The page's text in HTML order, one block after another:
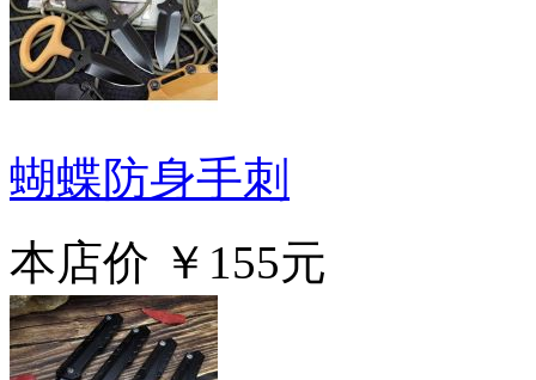
蝴蝶防身手刺
本店价 ￥155元